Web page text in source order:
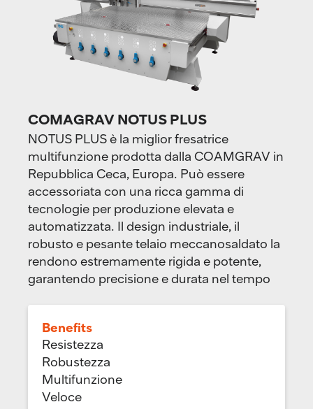
COMAGRAV NOTUS PLUS
NOTUS PLUS è la miglior fresatrice
multifunzione prodotta dalla COAMGRAV in
Repubblica Ceca, Europa. Può essere
accessoriata con una ricca gamma di
tecnologie per produzione elevata e
automatizzata. Il design industriale, il
robusto e pesante telaio meccanosaldato la
rendono estremamente rigida e potente,
garantendo precisione e durata nel tempo
Benefits
Resistezza
Robustezza
Multifunzione
Veloce